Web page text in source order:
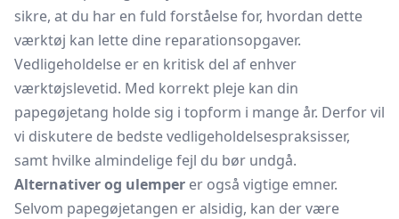
sikre, at du har en fuld forståelse for, hvordan dette
værktøj kan lette dine reparationsopgaver.
Vedligeholdelse er en kritisk del af enhver
værktøjslevetid. Med korrekt pleje kan din
papegøjetang holde sig i topform i mange år. Derfor vil
vi diskutere de bedste vedligeholdelsespraksisser,
samt hvilke almindelige fejl du bør undgå.
Alternativer og ulemper er også vigtige emner.
Selvom papegøjetangen er alsidig, kan der være